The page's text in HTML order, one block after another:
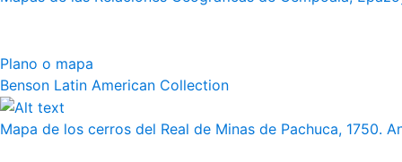
Plano o mapa
Benson Latin American Collection
Mapa de los cerros del Real de Minas de Pachuca, 1750.